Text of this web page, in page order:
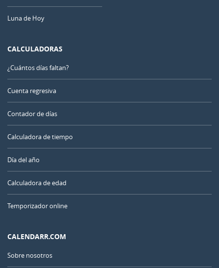
Luna de Hoy
CALCULADORAS
¿Cuántos días faltan?
Cuenta regresiva
Contador de días
Calculadora de tiempo
Día del año
Calculadora de edad
Temporizador online
CALENDARR.COM
Sobre nosotros